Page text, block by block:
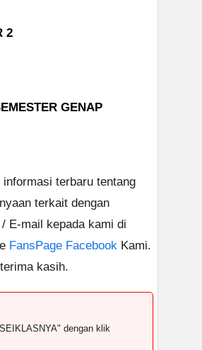
2
GENAP
terbaru tentang
terkait dengan
E-mail kepada kami di
FansPage Facebook Kami.
kasih.
dengan klik